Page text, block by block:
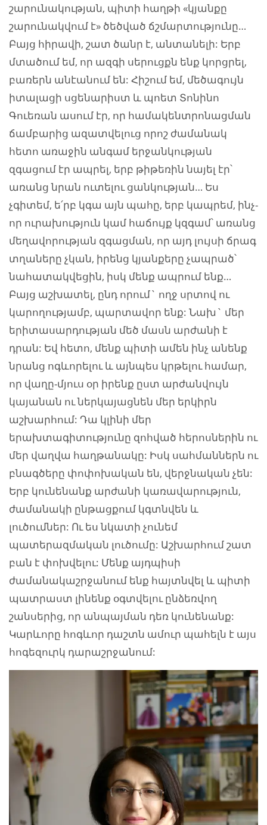
շարունակության, պիտի հաղթի «կյանքը
շարունակվում է» ծեծված ճշմարտությունը…
Բայց հիրավի, շատ ծանր է, անտանելի: Երբ
մտածում եմ, որ ազգի սերուցքն ենք կորցրել,
բառերն անէանում են: Հիշում եմ, մեծագույն
իտալացի սցենարիստ և պոետ Տոնինո
Գուեռան ասում էր, որ համակենտրոնացման
ճամբարից ազատվելուց որոշ ժամանակ
հետո առաջին անգամ երջանկության
զգացում էր ապրել, երբ թիթեռին նայել էր՝
առանց նրան ուտելու ցանկության… Ես
չգիտեմ, ե՛րբ կգա այն պահը, երբ կապրեմ, ինչ-
որ ուրախություն կամ հաճույք կզգամ՝ առանց
մեղավորության զգացման, որ այդ լույսի ճրագ
տղաները չկան, իրենց կյանքերը չապրած՝
նահատակվեցին, իսկ մենք ապրում ենք…
Բայց աշխատել, ընդ որում` ողջ սրտով ու
կարողությամբ, պարտավոր ենք: Նախ` մեր
երիտասարդության մեծ մասն արժանի է
դրան: Եվ հետո, մենք պիտի ամեն ինչ անենք
նրանց ոգևորելու և այնպես կրթելու համար,
որ վաղը-մյուս օր իրենք ըստ արժանվույն
կայանան ու ներկայացնեն մեր երկիրն
աշխարհում: Դա կլինի մեր
երախտագիտությունը զոհված հերոսներին ու
մեր վաղվա հաղթանակը: Իսկ սահմաններն ու
բնագծերը փոփոխական են, վերջնական չեն:
Երբ կունենանք արժանի կառավարություն,
ժամանակի ընթացքում կգտնվեն և
լուծումներ: Ու ես նկատի չունեմ
պատերազմական լուծումը: Աշխարհում շատ
բան է փոխվելու: Մենք այդպիսի
ժամանակաշրջանում ենք հայտնվել և պիտի
պատրաստ լինենք օգտվելու ընձեռվող
շանսերից, որ անպայման դեռ կունենանք:
Կարևորը հոգևոր դաշտն ամուր պահելն է այս
հոգեզուրկ դարաշրջանում: